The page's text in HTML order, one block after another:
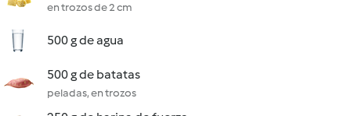
en trozos de 2 cm
500 g de agua
500 g de batatas
peladas, en trozos